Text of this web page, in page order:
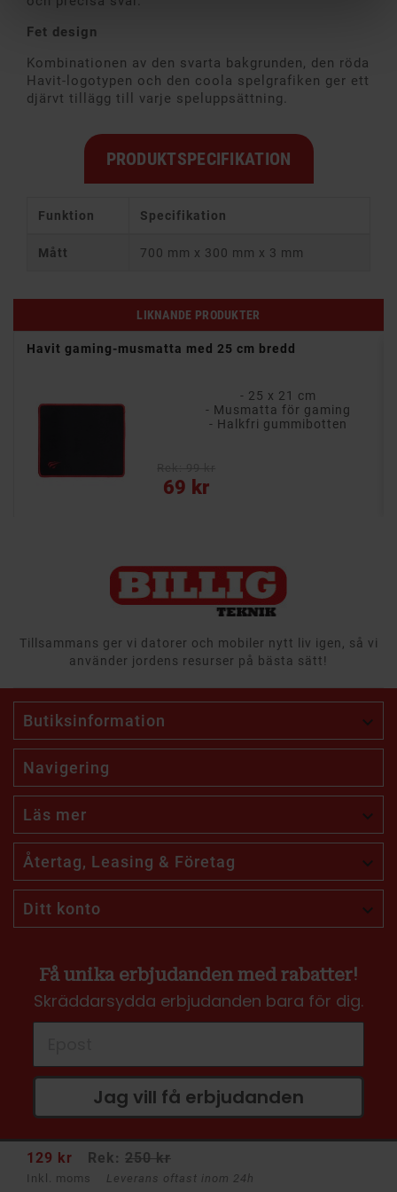
129 kr Rek: 250 kr
Inkl. moms Leverans oftast inom 24h
Fet design
Kombinationen av den svarta bakgrunden, den röda
Havit-logotypen och den coola spelgrafiken ger ett
djärvt tillägg till varje speluppsättning.
PRODUKTSPECIFIKATION
Funktion Specifikation
Mått 700 mm x 300 mm x 3 mm
LIKNANDE PRODUKTER
Havit gaming-musmatta med 25 cm bredd
- 25 x 21 cm
- Musmatta för gaming
- Halkfri gummibotten
69 kr
Pris
Tillsammans ger vi datorer och mobiler nytt liv igen, så vi
använder jordens resurser på bästa sätt!
Butiksinformation 
Navigering
Läs mer 
Återtag, Leasing & Företag 
Ditt konto 
Få unika erbjudanden med rabatter!
Skräddarsydda erbjudanden bara för dig.
Jag vill få erbjudanden